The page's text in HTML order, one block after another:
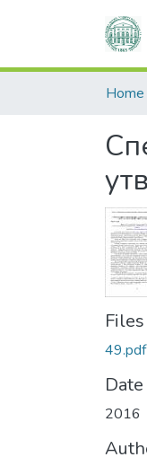
Home
Files
49.pdf
Date
2016